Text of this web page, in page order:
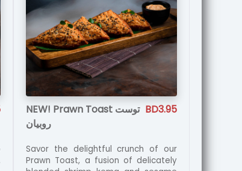
NEW! Prawn Toast توست
روبيان
BD3.95
Savor the delightful crunch of our
Prawn Toast, a fusion of delicately